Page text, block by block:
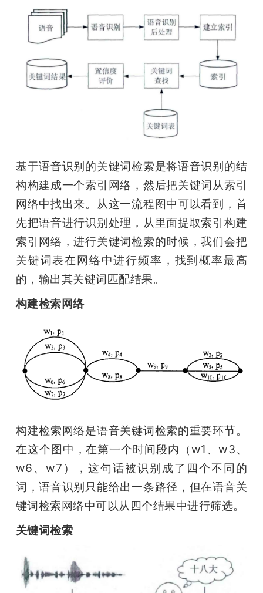
基于语音识别的关键词检索是将语音识别的结
构构建成一个索引网络，然后把关键词从索引
网络中找出来。从这一流程图中可以看到，首
先把语音进行识别处理，从里面提取索引构建
索引网络，进行关键词检索的时候，我们会把
关键词表在网络中进行频率，找到概率最高
的，输出其关键词匹配结果。
构建检索网络
构建检索网络是语音关键词检索的重要环节。
在这个图中，在第一个时间段内（w1、w3、
w6、w7），这句话被识别成了四个不同的
词，语音识别只能给出一条路径，但在语音关
键词检索网络中可以从四个结果中进行筛选。
关键词检索